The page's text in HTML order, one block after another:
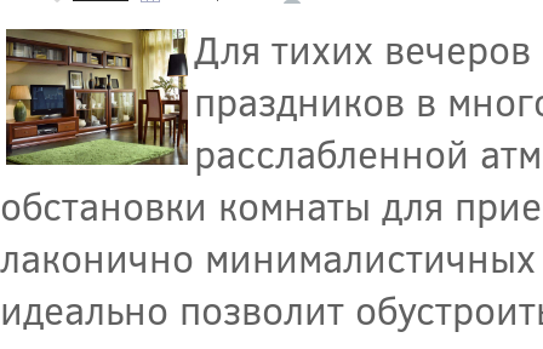
Для тихих
праздников в
расслабленной
обстановки комнаты для
лаконично
идеально позволит